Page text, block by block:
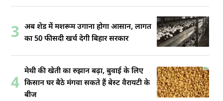
3 अब शेड में मशरूम उगाना होगा आसान, लागत
का 50 फीसदी खर्च देगी बिहार सरकार
4
मेथी की खेती का रुझान बढ़ा, बुवाई के लिए
किसान घर बैठे मंगवा सकते हैं बेस्ट वैरायटी के
बीज